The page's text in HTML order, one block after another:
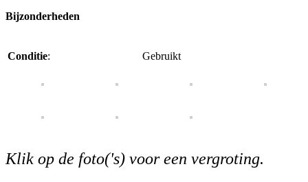
Bijzonderheden
Conditie: Gebruikt
Klik op de foto('s) voor een vergroting.